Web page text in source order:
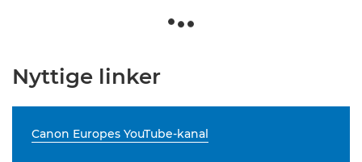
Nyttige linker
Canon Europes YouTube-kanal